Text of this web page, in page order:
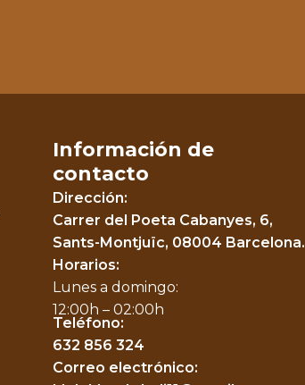
Información de
contacto
Dirección:
Carrer del Poeta Cabanyes, 6,
Sants-Montjuïc, 08004 Barcelona.
Horarios:
Lunes a domingo:
12:00h – 02:00h
Teléfono:
632 856 324
Correo electrónico: